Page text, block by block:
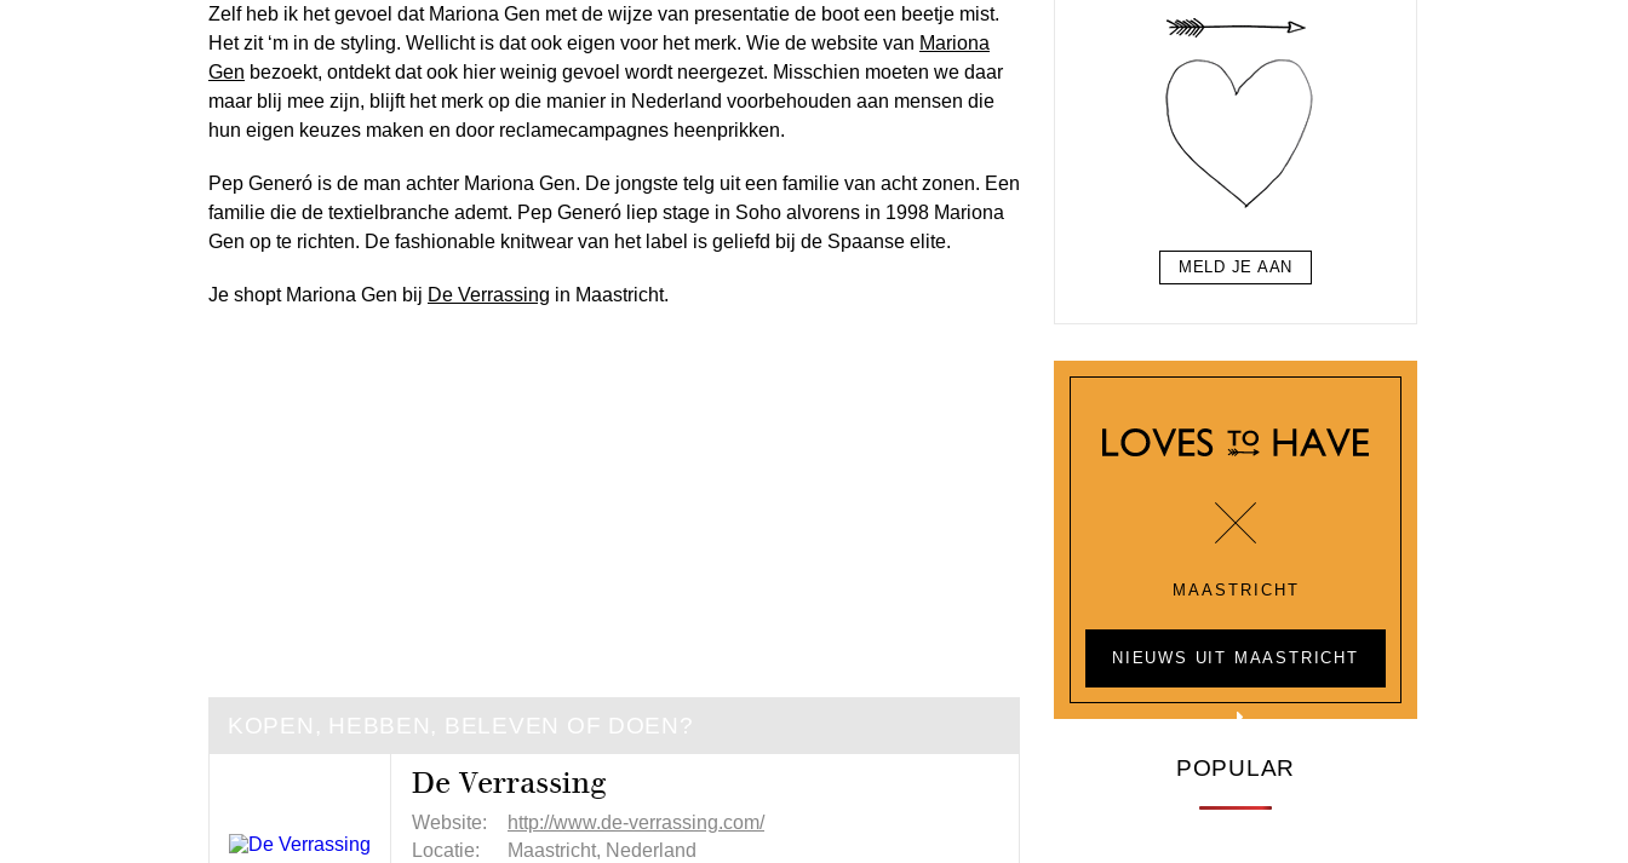
Zelf heb ik het gevoel dat Mariona Gen met de wijze van presentatie de boot een beetje mist.
Het zit ‘m in de styling. Wellicht is dat ook eigen voor het merk. Wie de website van Mariona
Gen bezoekt, ontdekt dat ook hier weinig gevoel wordt neergezet. Misschien moeten we daar
maar blij mee zijn, blijft het merk op die manier in Nederland voorbehouden aan mensen die
hun eigen keuzes maken en door reclamecampagnes heenprikken.
Pep Generó is de man achter Mariona Gen. De jongste telg uit een familie van acht zonen. Een
familie die de textielbranche ademt. Pep Generó liep stage in Soho alvorens in 1998 Mariona
Gen op te richten. De fashionable knitwear van het label is geliefd bij de Spaanse elite.
Je shopt Mariona Gen bij De Verrassing in Maastricht.
KOPEN, HEBBEN, BELEVEN OF DOEN?
De Verrassing
Website:
http://www.de-verrassing.com/
Locatie:
Maastricht, Nederland
MELD JE AAN
MAASTRICHT
NIEUWS UIT MAASTRICHT
POPULAR